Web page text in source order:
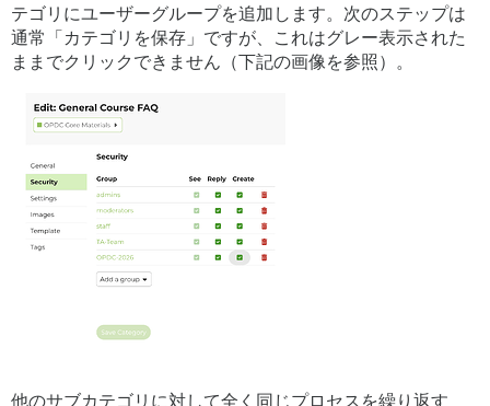
テゴリにユーザーグループを追加します。次のステップは
通常「カテゴリを保存」ですが、これはグレー表示された
ままでクリックできません（下記の画像を参照）。
他のサブカテゴリに対して全く同じプロセスを繰り返す